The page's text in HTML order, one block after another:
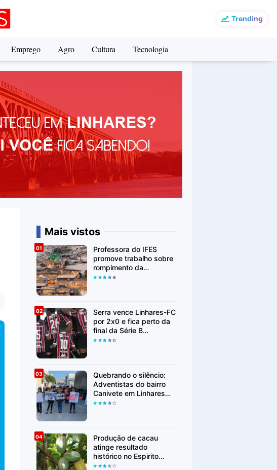
Trending
Emprego Agro Cultura Tecnologia
Mais vistos
Professora do IFES
promove trabalho sobre
rompimento da
Barragem de Fundão em
Serra vence Linhares-FC
por 2x0 e fica perto da
final da Série B
Capixaba
Quebrando o silêncio:
Adventistas do bairro
Canivete em Linhares
encorajam vítimas de
Produção de cacau
atinge resultado
histórico no Espirito
Santo